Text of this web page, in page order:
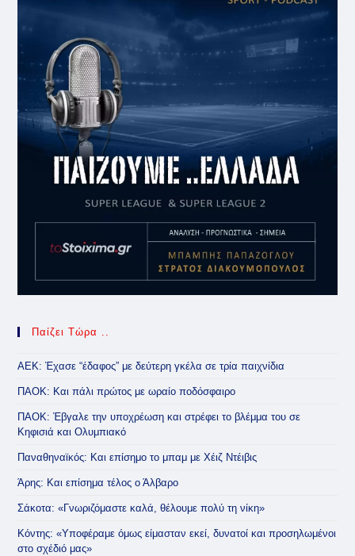
Παίζει Τώρα ..
ΑΕΚ: Έχασε “έδαφος” με δεύτερη γκέλα σε τρία παιχνίδια
ΠΑΟΚ: Και πάλι πρώτος με ωραίο ποδόσφαιρο
ΠΑΟΚ: Έβγαλε την υποχρέωση και στρέφει το βλέμμα του σε
Κηφισιά και Ολυμπιακό
Παναθηναϊκός: Και επίσημο το μπαμ με Χέιζ Ντέιβις
Άρης: Και επίσημα τέλος ο Άλβαρο
Σάκοτα: «Γνωριζόμαστε καλά, θέλουμε πολύ τη νίκη»
Κόντης: «Υποφέραμε όμως είμασταν εκεί, δυνατοί και προσηλωμένοι
στο σχέδιό μας»